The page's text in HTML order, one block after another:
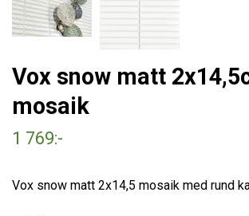
Vox snow matt
mosaik
1 769:-
Vox snow matt 2x14,5 mosaik med rund